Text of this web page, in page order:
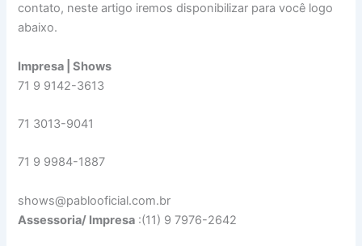
contato, neste artigo iremos disponibilizar para você logo
abaixo.
Impresa | Shows
71 9 9142-3613
71 3013-9041
71 9 9984-1887
shows@pablooficial.com.br
Assessoria/ Impresa :(11) 9 7976-2642